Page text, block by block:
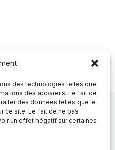
des technologies telles que
des appareils. Le fait de
des données telles que le
ce site. Le fait de ne pas
un effet négatif sur certaines